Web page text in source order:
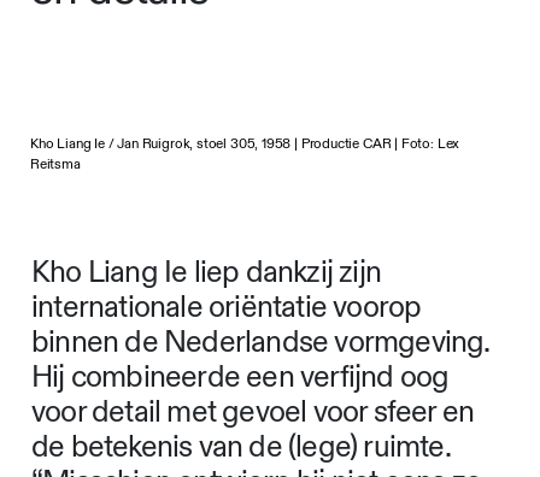
Kho Liang Ie / Jan Ruigrok, stoel 305, 1958 | Productie CAR | Foto: Lex
Reitsma
Kho Liang Ie liep dankzij zijn
internationale oriëntatie voorop
binnen de Nederlandse vormgeving.
Hij combineerde een verfijnd oog
voor detail met gevoel voor sfeer en
de betekenis van de (lege) ruimte.